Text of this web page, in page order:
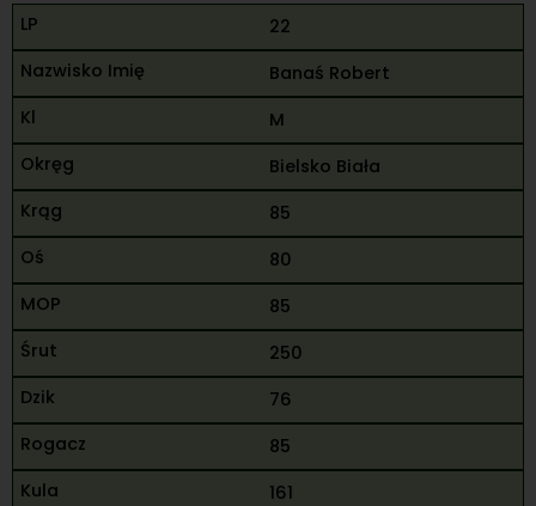
22
Banaś Robert
M
Bielsko Biała
85
80
85
250
76
85
161